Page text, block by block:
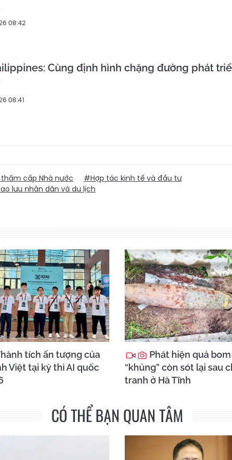
08:42
Cùng định hình chặng đường phát
08:41
cấp Nhà nước
#Hợp tác kinh tế và đầu tư
lưu nhân dân và du lịch
tích ấn tượng của
Việt tại kỳ thi AI quốc
Phát hiện quả bom
“khủng” còn sót lại sau
tranh ở Hà Tĩnh
CÓ THỂ BẠN QUAN TÂM